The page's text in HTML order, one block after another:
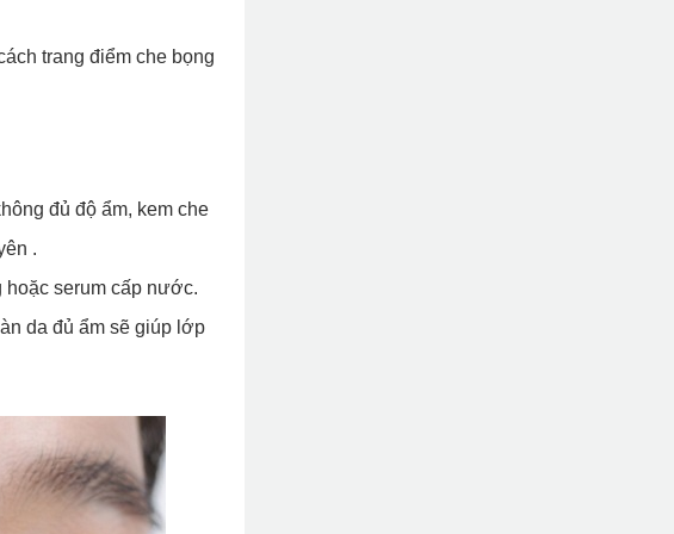
trang điểm che bọng
đủ độ ẩm, kem che
.
hoặc serum cấp nước.
da đủ ẩm sẽ giúp lớp